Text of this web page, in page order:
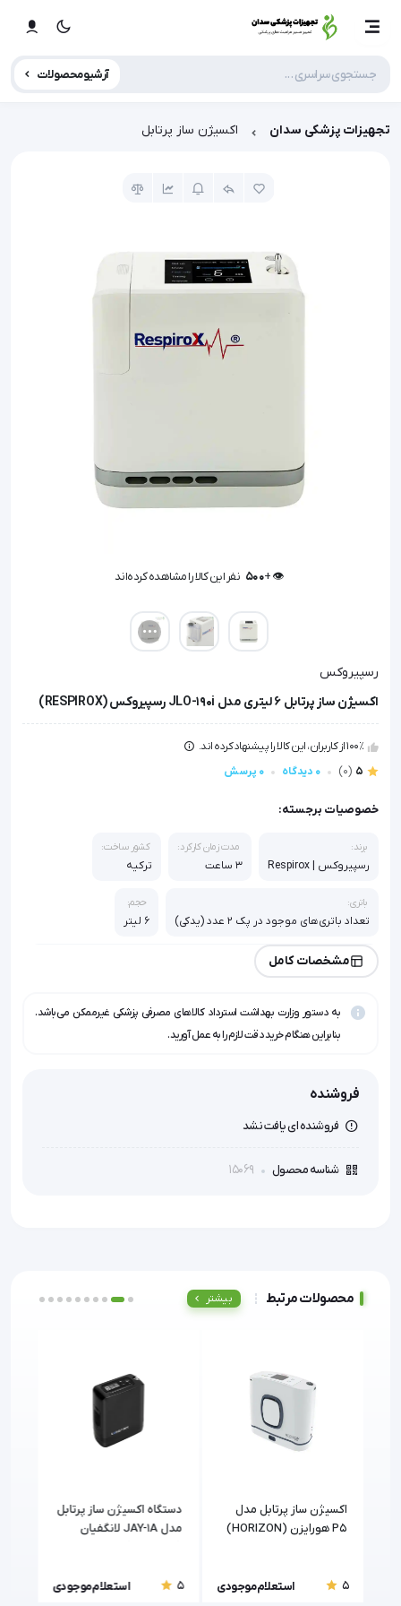
آرشیو محصولات
تجهیزات پزشکی سدان اکسیژن ساز پرتابل
👁️ +
500 نفر این کالا را مشاهده کرده‌اند
رسپیروکس
اکسیژن ساز پرتابل 6 لیتری مدل JLO-190i رسپیروکس (RESPIROX)
100٪ از کاربران، این کالا را پیشنهاد کرده اند.
5
(0) 0 دیدگاه 0 پرسش
خصوصیات برجسته:
برند:
رسپیروکس | Respirox
مدت زمان کارکرد:
۳ ساعت
کشور ساخت:
ترکیه
باتری:
تعداد باتری‌های موجود در پک ۲ عدد (یدکی)
حجم:
6 لیتر
لوازم جانبی:
کاربر 1 عدد گواهی گارانتی 1 عدد
مشخصات کامل
به دستور وزارت بهداشت استرداد کالاهای مصرفی پزشکی غیرممکن می‌باشد.
بنابراین هنگام خرید دقت لازم را به عمل آورید.
فروشنده
فروشنده ای یافت نشد
شناسه محصول 15069
محصولات مرتبط بیشتر
اکسیژن ساز پرتابل مدل
P5 هورایزن (HORIZON)
5 استعلام موجودی
دستگاه اکسیژن ساز پرتابل
مدل JAY-1A لانگفیان
5 استعلام موجودی